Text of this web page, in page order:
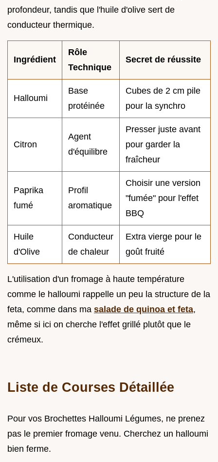
profondeur, tandis que l'huile d'olive sert de
conducteur thermique.
Ingrédient
Rôle
Technique
Secret de réussite
Halloumi
Base
protéinée
Cubes de 2 cm pile
pour la synchro
Citron
Agent
d'équilibre
Presser juste avant
pour garder la
fraîcheur
Paprika
fumé
Profil
aromatique
Choisir une version
"fumée" pour l'effet
BBQ
Huile
d'Olive
Conducteur
de chaleur
Extra vierge pour le
goût fruité
L'utilisation d'un fromage à haute température
comme le halloumi rappelle un peu la structure de la
feta, comme dans ma salade de quinoa et feta,
même si ici on cherche l'effet grillé plutôt que le
crémeux.
Liste de Courses Détaillée
Pour vos Brochettes Halloumi Légumes, ne prenez
pas le premier fromage venu. Cherchez un halloumi
bien ferme.